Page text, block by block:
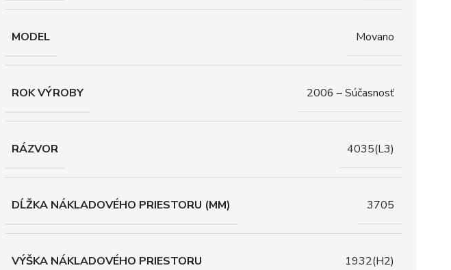
MODEL Movano
ROK VÝROBY 2006 – Súčasnosť
RÁZVOR 4035(L3)
DĹŽKA NÁKLADOVÉHO PRIESTORU (MM) 3705
VÝŠKA NÁKLADOVÉHO PRIESTORU 1932(H2)